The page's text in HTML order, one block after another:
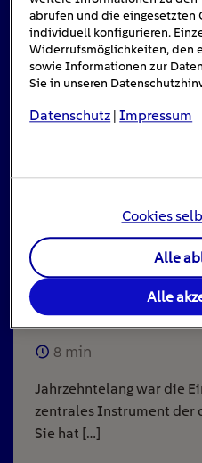
#Solarenergie
Einspeisevergütung
Anlagen
8 min
Jahrzehntelang war die
zentrales Instrument der
Sie hat […]
abrufen und die eingesetzten
individuell konfigurieren.
Widerrufsmöglichkeiten, den
sowie Informationen zur
Sie in unseren
Datenschutz |Impressum
Cookies
Alle
Alle